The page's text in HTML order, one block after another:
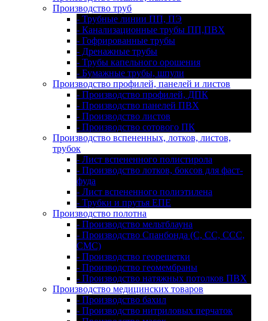
Производство труб
- Трубные линии ПП, ПЭ
- Канализационные трубы ПП,ПВХ
- Гофрированные трубы
- Дренажные трубы
- Трубы капельного орошения
- Бумажные трубы, шпули
Производство профилей, панелей и листов
- Производство профилей, ДПК
- Производство панелей ПВХ
- Производство листов
- Производство сотового ПК
Производство вспененных, лотков, листов,
трубок
- Лист вспененного полистирола
- Производство лотков, боксов для фаст-
фуда
- Лист вспененного полиэтилена
- Трубки и прутья ЕПЕ
Производство полотна
- Производство мельтблауна
- Производство Спанбонда (С, СС, ССС,
СМС)
- Производство георешетки
- Производство геомембраны
- Производство натяжных потолков ПВХ
Производство медицинских товаров
- Производство бахил
- Производство нитриловых перчаток